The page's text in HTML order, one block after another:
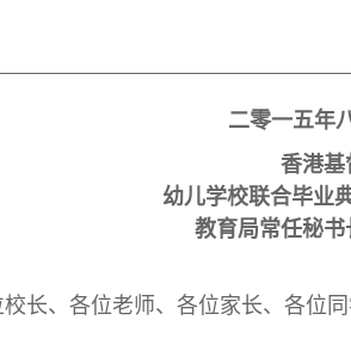
二零一五年
香港
幼儿学校联合毕业
教育局常任秘
长、各位老师、各位家长、各位同